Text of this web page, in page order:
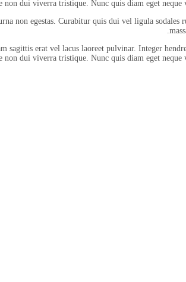
non dui viverra tristique. Nunc quis diam eget neque
non egestas. Curabitur quis dui vel ligula
erat vel lacus laoreet pulvinar. Integer
non dui viverra tristique. Nunc quis diam eget neque